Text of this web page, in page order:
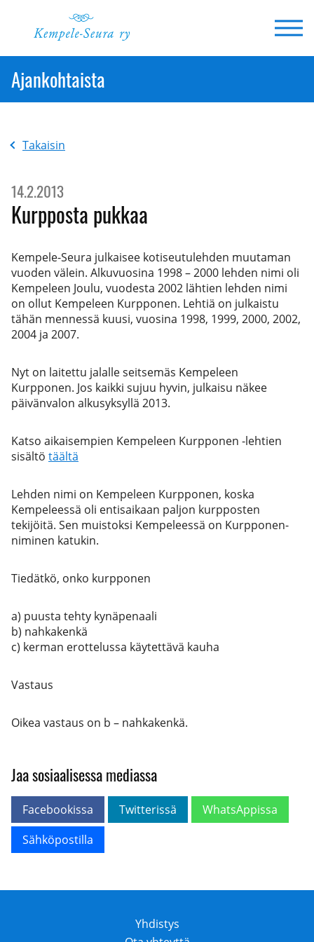
Ajankohtaista
Takaisin
14.2.2013
Kurpposta pukkaa
Kempele-Seura julkaisee kotiseutulehden muutaman
vuoden välein. Alkuvuosina 1998 – 2000 lehden nimi oli
Kempeleen Joulu, vuodesta 2002 lähtien lehden nimi
on ollut Kempeleen Kurpponen. Lehtiä on julkaistu
tähän mennessä kuusi, vuosina 1998, 1999, 2000, 2002,
2004 ja 2007.
Nyt on laitettu jalalle seitsemäs Kempeleen
Kurpponen. Jos kaikki sujuu hyvin, julkaisu näkee
päivänvalon alkusyksyllä 2013.
Katso aikaisempien Kempeleen Kurpponen -lehtien
sisältö täältä
Lehden nimi on Kempeleen Kurpponen, koska
Kempeleessä oli entisaikaan paljon kurpposten
tekijöitä. Sen muistoksi Kempeleessä on Kurpponen-
niminen katukin.
Tiedätkö, onko kurpponen
a) puusta tehty kynäpenaali
b) nahkakenkä
c) kerman erottelussa käytettävä kauha
Vastaus
Oikea vastaus on b – nahkakenkä.
Jaa sosiaalisessa mediassa
Facebookissa Twitterissä
WhatsAppissa
Sähköpostilla
Yhdistys